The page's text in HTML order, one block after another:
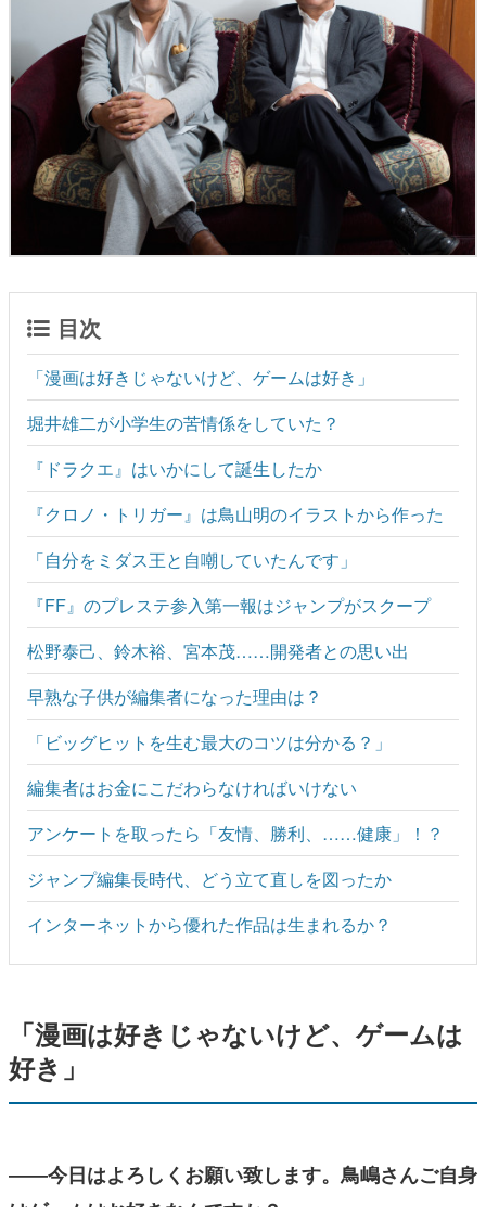
目次
「漫画は好きじゃないけど、ゲームは好き」
堀井雄二が小学生の苦情係をしていた？
『ドラクエ』はいかにして誕生したか
『クロノ・トリガー』は鳥山明のイラストから作った
「自分をミダス王と自嘲していたんです」
『FF』のプレステ参入第一報はジャンプがスクープ
松野泰己、鈴木裕、宮本茂……開発者との思い出
早熟な子供が編集者になった理由は？
「ビッグヒットを生む最大のコツは分かる？」
編集者はお金にこだわらなければいけない
アンケートを取ったら「友情、勝利、……健康」！？
ジャンプ編集長時代、どう立て直しを図ったか
インターネットから優れた作品は生まれるか？
「漫画は好きじゃないけど、ゲームは
好き」
――今日はよろしくお願い致します。鳥嶋さんご自身